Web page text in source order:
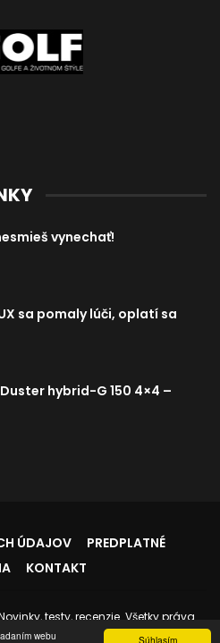
Súhlasím
webu
vynechať!
UX sa pomaly lúči, oplatí sa
Duster hybrid-G 150 4×4 –
ÚDAJOV
PREDPLATNÉ
KONTAKT
testy, recenzie. Všetky práva